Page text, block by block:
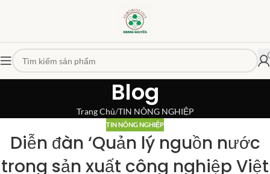
Blog
Trang Chủ TIN NÔNG NGHIỆP
TIN NÔNG NGHIỆP
Diễn đàn ‘Quản lý nguồn nước
trong sản xuất công nghiệp Việt